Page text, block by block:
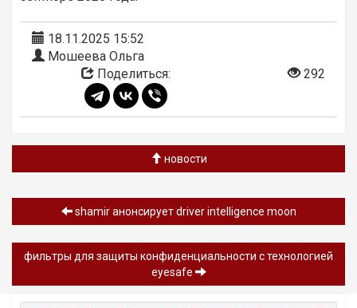
18.11.2025 15:52
Мошеева Ольга
Поделиться:
292
новости
shamir анонсирует driver intelligence moon
фильтры для защиты конфиденциальности с технологией
eyesafe